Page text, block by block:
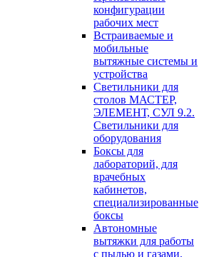
конфигурации
рабочих мест
Встраиваемые и
мобильные
вытяжные системы и
устройства
Светильники для
столов МАСТЕР,
ЭЛЕМЕНТ, СУЛ 9.2.
Светильники для
оборудования
Боксы для
лабораторий, для
врачебных
кабинетов,
специализированные
боксы
Автономные
вытяжки для работы
с пылью и газами.